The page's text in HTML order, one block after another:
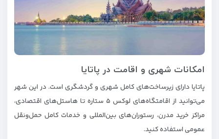
امکانات شهری و اقامت در پاتایا
پاتایا دارای زیرساخت‌های کامل شهری و گردشگری است. در این شهر
می‌توانید از اقامتگاه‌های لوکس ۵ ستاره تا هاستل‌های اقتصادی،
مراکز خرید مدرن، رستوران‌های بین‌المللی و خدمات کامل حمل‌ونقل
عمومی استفاده کنید.